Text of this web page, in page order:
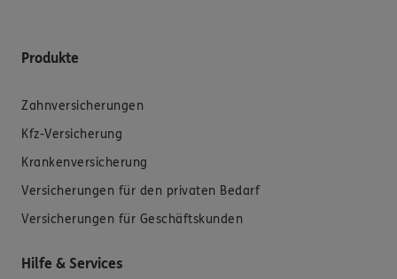
Produkte
Zahnversicherungen
Kfz-Versicherung
Krankenversicherung
Versicherungen für den privaten Bedarf
Versicherungen für Geschäftskunden
Hilfe & Services